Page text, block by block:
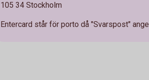
105 34 Stockholm
Entercard står för porto då "Svarspost"